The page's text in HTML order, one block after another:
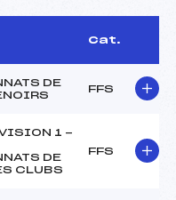
Cat.
DE
FFS
1 -
DE
CLUBS
FFS